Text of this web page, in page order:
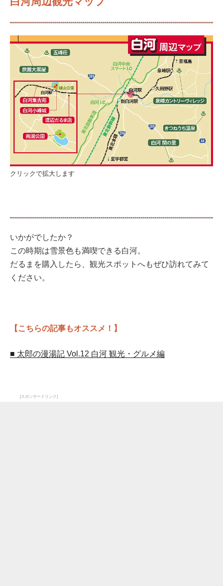
クリックで拡大します
いかがでしたか？
この時期は雪景色も満喫できる白河。
だるまを購入したら、観光スポットへもぜひ訪れてみて
ください。
【こちらの記事もオススメ！】
■ 太郎の漫湯記 Vol.12 白河 観光・グルメ編
[スポンサードリンク]